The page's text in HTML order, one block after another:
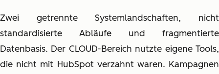
Zwei getrennte Systemlandschaften, nicht
standardisierte Abläufe und fragmentierte
Datenbasis. Der CLOUD-Bereich nutzte eigene Tools,
die nicht mit HubSpot verzahnt waren. Kampagnen